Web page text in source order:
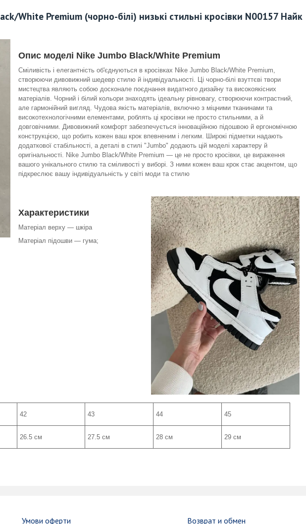
White Premium (чорно-білі) низькі стильні кросівки N00157 Найк
Опис моделі Nike Jumbo Black/White Premium
Сміливість і елегантність об'єднуються в кросівках Nike Jumbo Black/White Premium,
створюючи дивовижний шедевр стилю й індивідуальності. Ці чорно-білі взуттєві твори
мистецтва являють собою досконале поєднання видатного дизайну та високоякісних
матеріалів. Чорний і білий кольори знаходять ідеальну рівновагу, створюючи контрастний,
але гармонійний вигляд. Чудова якість матеріалів, включно з міцними тканинами та
високотехнологічними елементами, роблять ці кросівки не просто стильними, а й
довговічними. Дивовижний комфорт забезпечується інноваційною підошвою й ергономічною
конструкцією, що робить кожен ваш крок впевненим і легким. Широкі підметки надають
додаткової стабільності, а деталі в стилі "Jumbo" додають цій моделі характеру й
оригінальності. Nike Jumbo Black/White Premium — це не просто кросівки, це вираження
вашого унікального стилю та сміливості у виборі. З ними кожен ваш крок стає акцентом, що
підкреслює вашу індивідуальність у світі моди та стилю
Характеристики
Матеріал верху — шкіра
Матеріал підошви — гума;
42 43 44 45
26.5 см 27.5 см 28 см 29 см
Умови оферти Возврат и обмен